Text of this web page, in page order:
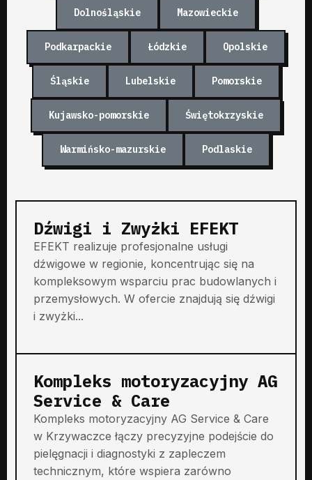
Dolnośląskie Mazowieckie
Podkarpackie Łódzkie Opolskie
Śląskie Lubelskie Pomorskie
Kujawsko-pomorskie Świętokrzyskie
Warmińsko-mazurskie Podlaskie
Dźwigi i Zwyżki EFEKT
EFEKT realizuje profesjonalne usługi
dźwigowe w regionie, koncentrując się na
kompleksowym wsparciu prac budowlanych i
przemysłowych. W ofercie znajdują się dźwigi
i zwyżki...
Kompleks motoryzacyjny AG
Service & Care
Kompleks motoryzacyjny AG Service & Care
w Krzywaczce łączy precyzyjne podejście do
pielęgnacji i diagnostyki z zapleczem
technicznym, które wspiera zarówno